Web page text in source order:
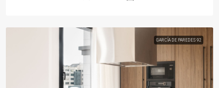
GARCÍA DE PAREDES 92